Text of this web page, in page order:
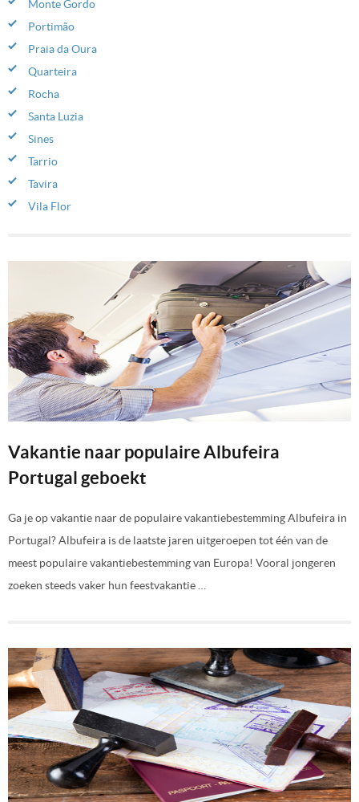
Monte Gordo
Portimão
Praia da Oura
Quarteira
Rocha
Santa Luzia
Sines
Tarrio
Tavira
Vila Flor
Vakantie naar populaire Albufeira
Portugal geboekt
Ga je op vakantie naar de populaire vakantiebestemming Albufeira in
Portugal? Albufeira is de laatste jaren uitgeroepen tot één van de
meest populaire vakantiebestemming van Europa! Vooral jongeren
zoeken steeds vaker hun feestvakantie …